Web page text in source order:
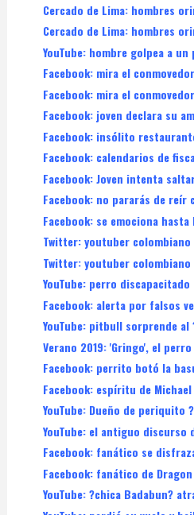
Cercado de Lima: hombres
Cercado de Lima: hombres
YouTube: hombre golpea a
Facebook: mira el
Facebook: mira el
Facebook: joven declara su
Facebook: insólito
Facebook: calendarios de
Facebook: Joven intenta
Facebook: no pararás de reír
Facebook: se emociona
Twitter: youtuber colombiano
Twitter: youtuber colombiano
YouTube: perro
Facebook: alerta por falsos
YouTube: pitbull sorprende
Verano 2019: 'Gringo', el
Facebook: perrito botó la
Facebook: espíritu de
YouTube: Dueño de periquito
YouTube: el antiguo discurso
Facebook: fanático se
Facebook: fanático de
YouTube: ?chica Badabun?